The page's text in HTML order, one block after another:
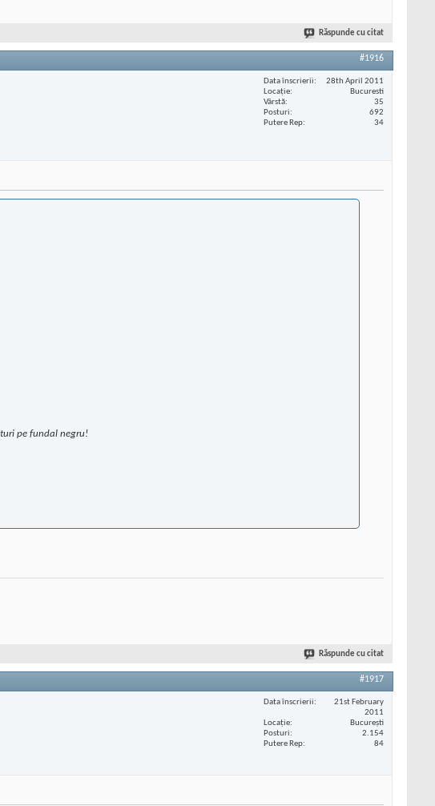
Răspunde cu citat
#1916
Data înscrierii
28th April 2011
Locaţie
Bucuresti
Vârstă
35
Posturi
692
Putere Rep
34
pe fundal negru!
Răspunde cu citat
#1917
Data înscrierii
21st February
2011
Locaţie
București
Posturi
2.154
Putere Rep
84